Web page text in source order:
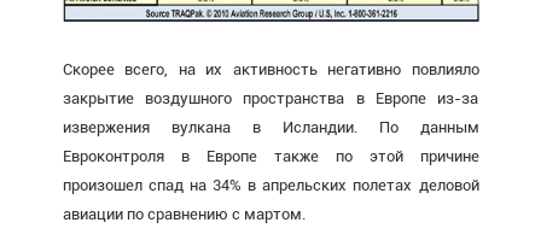
Скорее всего, на их активность негативно повлияло
закрытие воздушного пространства в Европе из-за
извержения вулкана в Исландии. По данным
Евроконтроля в Европе также по этой причине
произошел спад на 34% в апрельских полетах деловой
авиации по сравнению с мартом.